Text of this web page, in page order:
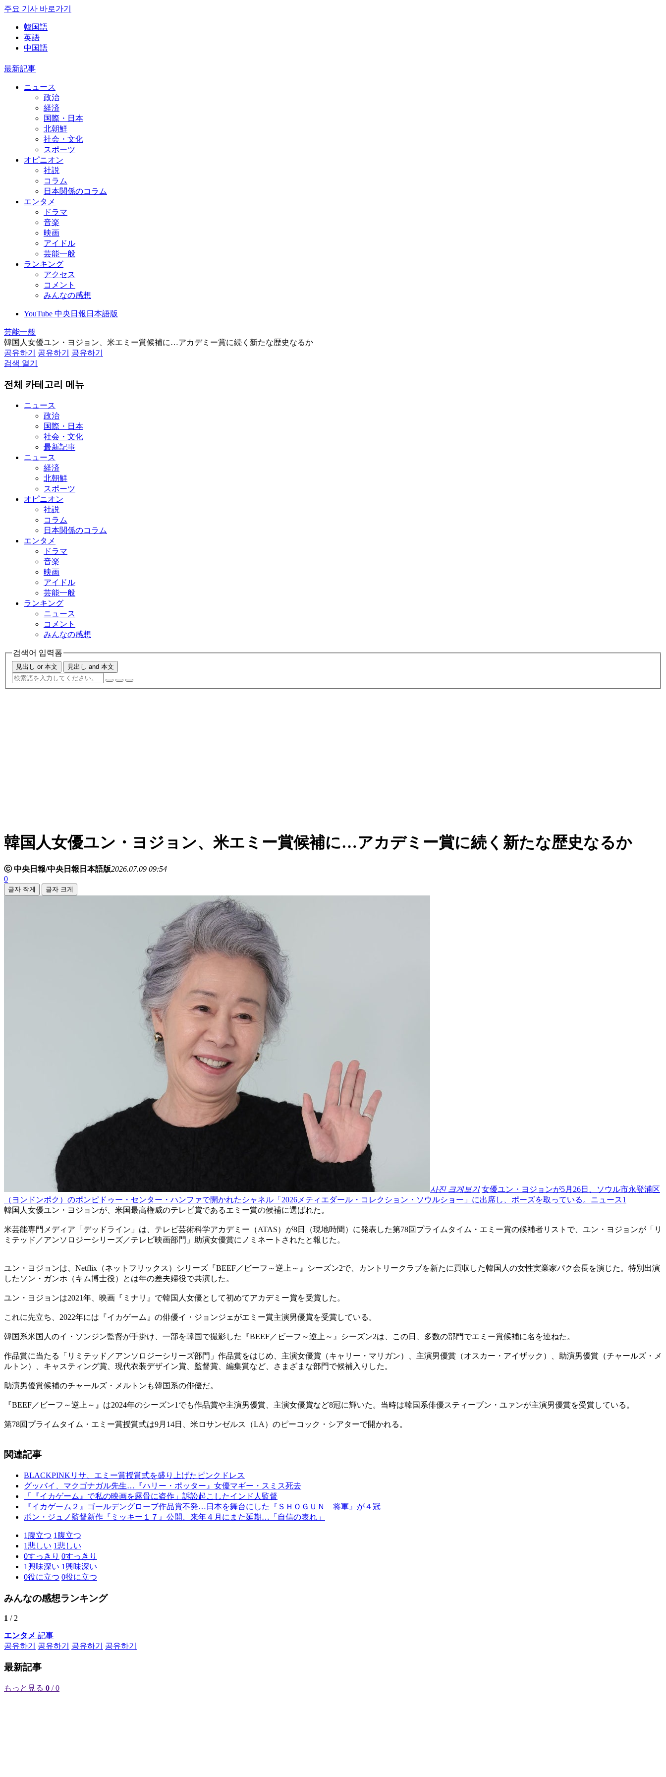
주요 기사 바로가기
韓国語
英語
中国語
最新記事
ニュース
政治
経済
国際・日本
北朝鮮
社会・文化
スポーツ
オピニオン
社説
コラム
日本関係のコラム
エンタメ
ドラマ
音楽
映画
アイドル
芸能一般
ランキング
アクセス
コメント
みんなの感想
YouTube 中央日報日本語版
芸能一般
韓国人女優ユン・ヨジョン、米エミー賞候補に…アカデミー賞に続く新たな歴史なるか
공유하기
공유하기
공유하기
검색 열기
전체 카테고리 메뉴
ニュース
政治
国際・日本
社会・文化
最新記事
ニュース
経済
北朝鮮
スポーツ
オピニオン
社説
コラム
日本関係のコラム
エンタメ
ドラマ
音楽
映画
アイドル
芸能一般
ランキング
ニュース
コメント
みんなの感想
검색어 입력폼
見出し or 本文 見出し and 本文
韓国人女優ユン・ヨジョン、米エミー賞候補に…アカデミー賞に続く新たな歴史なるか
ⓒ 中央日報/中央日報日本語版2026.07.09 09:54
0
글자 작게 글자 크게
사진 크게보기 女優ユン・ヨジョンが5月26日、ソウル市永登浦区
（ヨンドンポク）のポンピドゥー・センター・ハンファで開かれたシャネル「2026メティエダール・コレクション・ソウルショー」に出席し、ポーズを取っている。ニュース1
韓国人女優ユン・ヨジョンが、米国最高権威のテレビ賞であるエミー賞の候補に選ばれた。
米芸能専門メディア「デッドライン」は、テレビ芸術科学アカデミー（ATAS）が8日（現地時間）に発表した第78回プライムタイム・エミー賞の候補者リストで、ユン・ヨジョンが「リ
ミテッド／アンソロジーシリーズ／テレビ映画部門」助演女優賞にノミネートされたと報じた。
ユン・ヨジョンは、Netflix（ネットフリックス）シリーズ『BEEF／ビーフ～逆上～』シーズン2で、カントリークラブを新たに買収した韓国人の女性実業家パク会長を演じた。特別出演
したソン・ガンホ（キム博士役）とは年の差夫婦役で共演した。
ユン・ヨジョンは2021年、映画『ミナリ』で韓国人女優として初めてアカデミー賞を受賞した。
これに先立ち、2022年には『イカゲーム』の俳優イ・ジョンジェがエミー賞主演男優賞を受賞している。
韓国系米国人のイ・ソンジン監督が手掛け、一部を韓国で撮影した『BEEF／ビーフ～逆上～』シーズン2は、この日、多数の部門でエミー賞候補に名を連ねた。
作品賞に当たる「リミテッド／アンソロジーシリーズ部門」作品賞をはじめ、主演女優賞（キャリー・マリガン）、主演男優賞（オスカー・アイザック）、助演男優賞（チャールズ・メ
ルトン）、キャスティング賞、現代衣装デザイン賞、監督賞、編集賞など、さまざまな部門で候補入りした。
助演男優賞候補のチャールズ・メルトンも韓国系の俳優だ。
『BEEF／ビーフ～逆上～』は2024年のシーズン1でも作品賞や主演男優賞、主演女優賞など8冠に輝いた。当時は韓国系俳優スティーブン・ユァンが主演男優賞を受賞している。
第78回プライムタイム・エミー賞授賞式は9月14日、米ロサンゼルス（LA）のピーコック・シアターで開かれる。
関連記事
BLACKPINKリサ、エミー賞授賞式を盛り上げたピンクドレス
グッバイ、マクゴナガル先生…『ハリー・ポッター』女優マギー・スミス死去
「『イカゲーム』で私の映画を露骨に盗作」訴訟起こしたインド人監督
『イカゲーム２』ゴールデングローブ作品賞不発…日本を舞台にした『ＳＨＯＧＵＮ 将軍』が４冠
ポン・ジュノ監督新作『ミッキー１７』公開、来年４月にまた延期…「自信の表れ」
1 腹立つ 1 腹立つ
1悲しい 1悲しい
0すっきり 0すっきり
1興味深い 1興味深い
0役に立つ 0役に立つ
みんなの感想ランキング
1 / 2
エンタメ 記事
공유하기
공유하기 공유하기 공유하기
最新記事
もっと見る 0 / 0